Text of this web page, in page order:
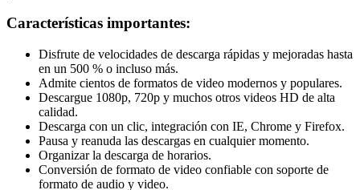
Características importantes:
Disfrute de velocidades de descarga rápidas y mejoradas hasta
en un 500 % o incluso más.
Admite cientos de formatos de video modernos y populares.
Descargue 1080p, 720p y muchos otros videos HD de alta
calidad.
Descarga con un clic, integración con IE, Chrome y Firefox.
Pausa y reanuda las descargas en cualquier momento.
Organizar la descarga de horarios.
Conversión de formato de video confiable con soporte de
formato de audio y video.